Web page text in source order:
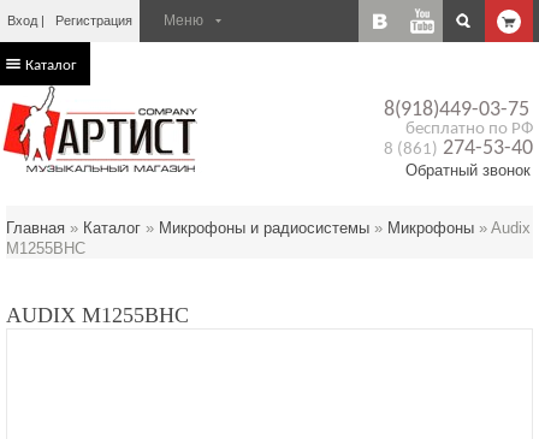
Вход Регистрация
8(918)449-03-75
бесплатно по РФ
8 (861) 274-53-40
Обратный звонок
Каталог
Главная » Каталог » Микрофоны и радиосистемы » Микрофоны » Audix
M1255BHC
AUDIX M1255BHC